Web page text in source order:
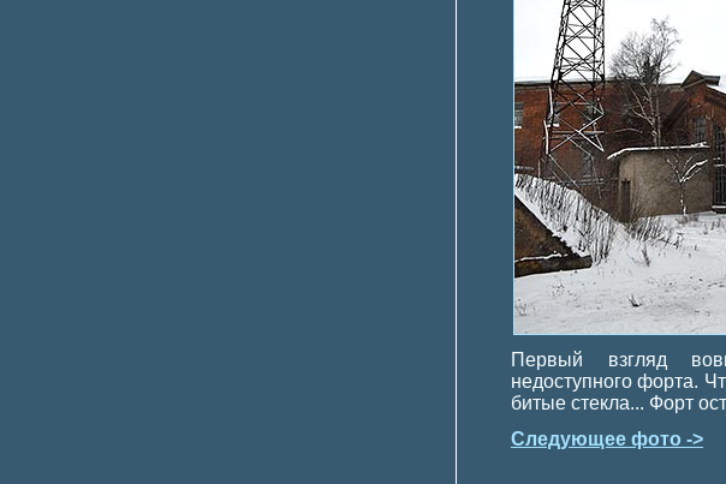
Первый взгляд
недоступного форта.
битые стекла... Форт
Следующее фото ->